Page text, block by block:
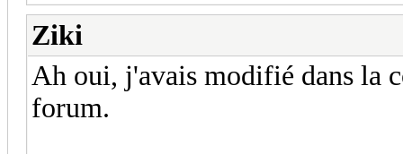
Ziki
Ah oui, j'avais modifié dans la
forum.